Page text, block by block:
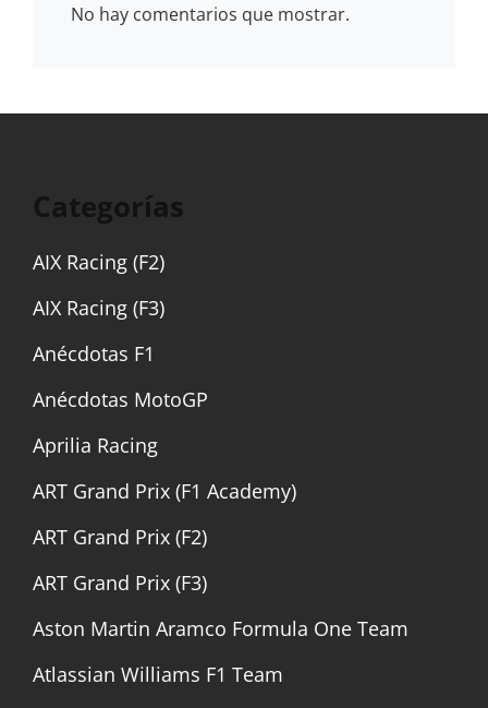
No hay comentarios que mostrar.
Categorías
AIX Racing (F2)
AIX Racing (F3)
Anécdotas F1
Anécdotas MotoGP
Aprilia Racing
ART Grand Prix (F1 Academy)
ART Grand Prix (F2)
ART Grand Prix (F3)
Aston Martin Aramco Formula One Team
Atlassian Williams F1 Team